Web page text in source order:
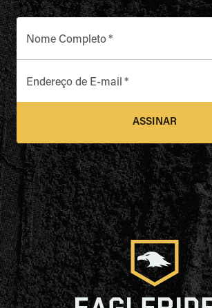
Nome Completo*
Endereço de E-mail *
ASSINAR